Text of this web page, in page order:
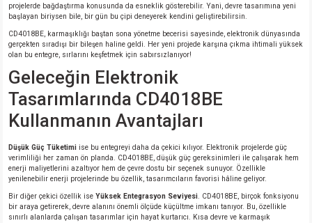
projelerde bağdaştırma konusunda da esneklik gösterebilir. Yani, devre tasarımına yeni
başlayan biriysen bile, bir gün bu çipi deneyerek kendini geliştirebilirsin.
CD4018BE, karmaşıklığı baştan sona yönetme becerisi sayesinde, elektronik dünyasında
gerçekten sıradışı bir bileşen haline geldi. Her yeni projede karşına çıkma ihtimali yüksek
olan bu entegre, sırlarını keşfetmek için sabırsızlanıyor!
Geleceğin Elektronik
Tasarımlarında CD4018BE
Kullanmanın Avantajları
Düşük Güç Tüketimi ise bu entegreyi daha da çekici kılıyor. Elektronik projelerde güç
verimliliği her zaman ön planda. CD4018BE, düşük güç gereksinimleri ile çalışarak hem
enerji maliyetlerini azaltıyor hem de çevre dostu bir seçenek sunuyor. Özellikle
yenilenebilir enerji projelerinde bu özellik, tasarımcıların favorisi hâline geliyor.
Bir diğer çekici özellik ise Yüksek Entegrasyon Seviyesi . CD4018BE, birçok fonksiyonu
bir araya getirerek, devre alanını önemli ölçüde küçültme imkanı tanıyor. Bu, özellikle
sınırlı alanlarda çalışan tasarımlar için hayat kurtarıcı. Kısa devre ve karmaşık